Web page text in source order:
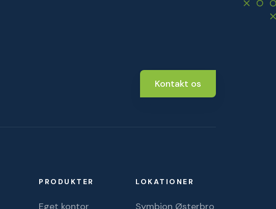
Kontakt os
PRODUKTER
Eget kontor
LOKATIONER
Symbion Østerbro